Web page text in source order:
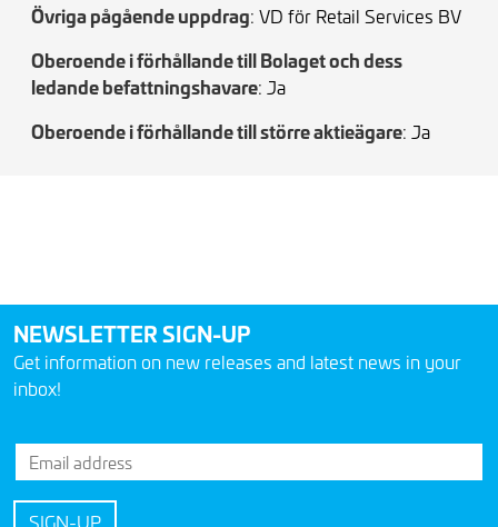
Övriga pågående uppdrag: VD för Retail Services BV
Oberoende i förhållande till Bolaget och dess
ledande befattningshavare: Ja
Oberoende i förhållande till större aktieägare: Ja
NEWSLETTER SIGN-UP
Get information on new releases and latest news in your
inbox!